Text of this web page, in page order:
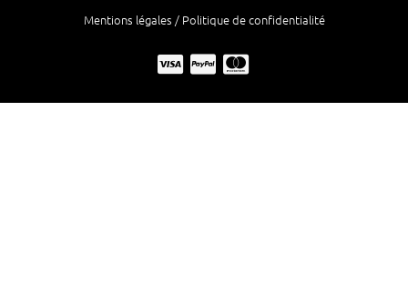
Mentions légales / Politique de confidentialité